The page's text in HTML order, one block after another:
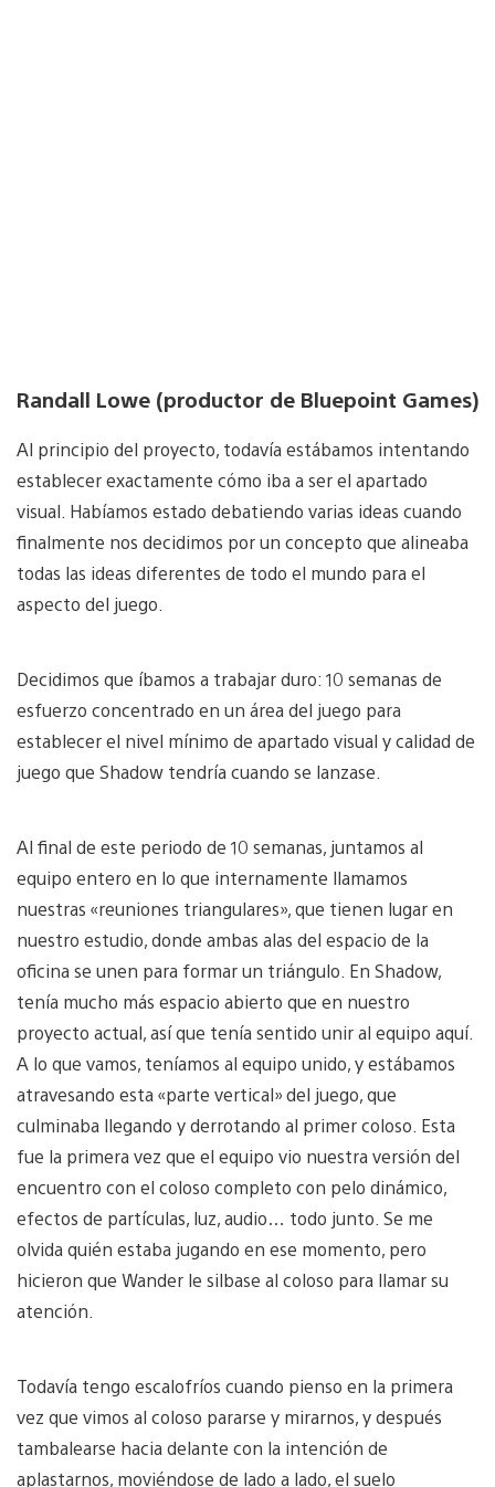
Randall Lowe (productor de Bluepoint Games)
Al principio del proyecto, todavía estábamos intentando
establecer exactamente cómo iba a ser el apartado
visual. Habíamos estado debatiendo varias ideas cuando
finalmente nos decidimos por un concepto que alineaba
todas las ideas diferentes de todo el mundo para el
aspecto del juego.
Decidimos que íbamos a trabajar duro: 10 semanas de
esfuerzo concentrado en un área del juego para
establecer el nivel mínimo de apartado visual y calidad de
juego que Shadow tendría cuando se lanzase.
Al final de este periodo de 10 semanas, juntamos al
equipo entero en lo que internamente llamamos
nuestras «reuniones triangulares», que tienen lugar en
nuestro estudio, donde ambas alas del espacio de la
oficina se unen para formar un triángulo. En Shadow,
tenía mucho más espacio abierto que en nuestro
proyecto actual, así que tenía sentido unir al equipo aquí.
A lo que vamos, teníamos al equipo unido, y estábamos
atravesando esta «parte vertical» del juego, que
culminaba llegando y derrotando al primer coloso. Esta
fue la primera vez que el equipo vio nuestra versión del
encuentro con el coloso completo con pelo dinámico,
efectos de partículas, luz, audio… todo junto. Se me
olvida quién estaba jugando en ese momento, pero
hicieron que Wander le silbase al coloso para llamar su
atención.
Todavía tengo escalofríos cuando pienso en la primera
vez que vimos al coloso pararse y mirarnos, y después
tambalearse hacia delante con la intención de
aplastarnos, moviéndose de lado a lado, el suelo